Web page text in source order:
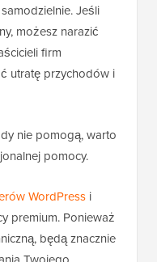
Jeśli
możesz narazić
firm
utratę przychodów i
nie pomogą, warto
pomocy.
WordPress i
premium. Ponieważ
będą znacznie